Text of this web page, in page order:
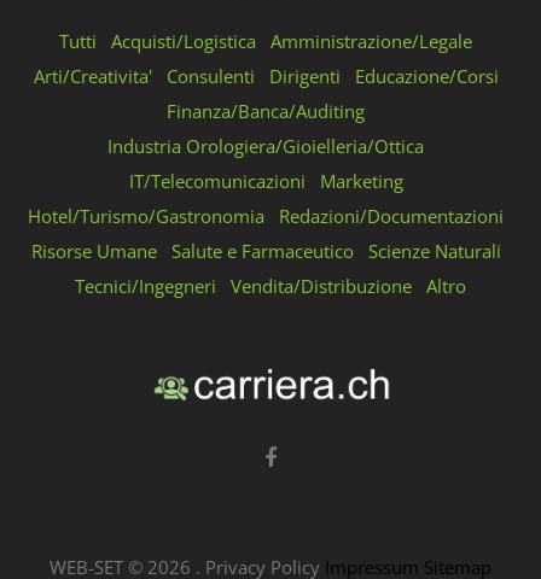
Tutti Acquisti/Logistica
Amministrazione/Legale
Arti/Creativita'
Consulenti Dirigenti
Educazione/Corsi
Finanza/Banca/Auditing
Industria Orologiera/Gioielleria/Ottica
IT/Telecomunicazioni
Marketing
Hotel/Turismo/Gastronomia
Redazioni/Documentazioni
Risorse Umane
Salute e Farmaceutico
Scienze Naturali
Tecnici/Ingegneri
Vendita/Distribuzione Altro
WEB-SET © 2026 . Privacy Policy Impressum Sitemap